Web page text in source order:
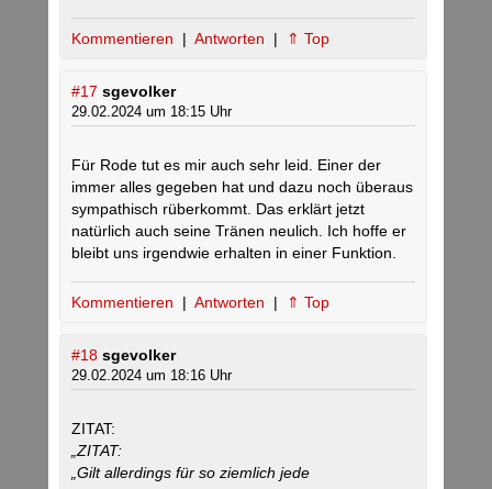
Kommentieren | Antworten | ⇑ Top
#17 sgevolker
29.02.2024 um 18:15 Uhr
Für Rode tut es mir auch sehr leid. Einer der
immer alles gegeben hat und dazu noch überaus
sympathisch rüberkommt. Das erklärt jetzt
natürlich auch seine Tränen neulich. Ich hoffe er
bleibt uns irgendwie erhalten in einer Funktion.
Kommentieren | Antworten | ⇑ Top
#18 sgevolker
29.02.2024 um 18:16 Uhr
ZITAT:
„ZITAT:
„Gilt allerdings für so ziemlich jede